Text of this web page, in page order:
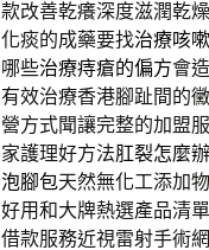
款改善乾癢深度滋潤乾
化痰的成藥要找治療咳
哪些治療痔瘡的偏方會
有效治療香港腳趾間的
營方式聞讓完整的加盟
家護理好方法肛裂怎麼辦
泡腳包天然無化工添加
好用和大牌熱選產品清
借款服務近視雷射手術